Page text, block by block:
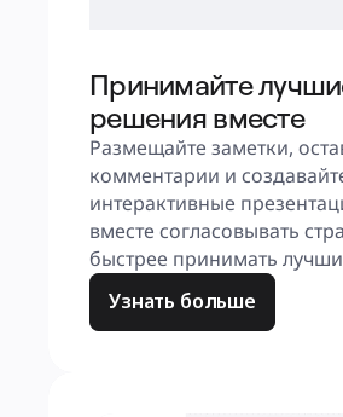
Принимайте
решения вместе
Размещайте заметки,
комментарии и
интерактивные
вместе согласовывать
быстрее принимать
Узнать больше